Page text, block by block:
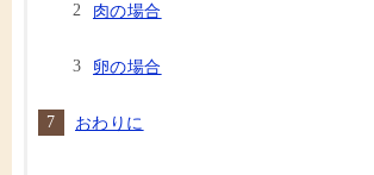
肉の場合
卵の場合
おわりに